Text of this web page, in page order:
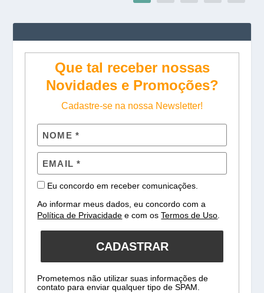
Que tal receber nossas
Novidades e Promoções?
Cadastre-se na nossa Newsletter!
Eu concordo em receber comunicações.
Ao informar meus dados, eu concordo com a
Política de Privacidade e com osTermos de Uso
CADASTRAR
Prometemos não utilizar suas informações de
contato para enviar qualquer tipo de SPAM.